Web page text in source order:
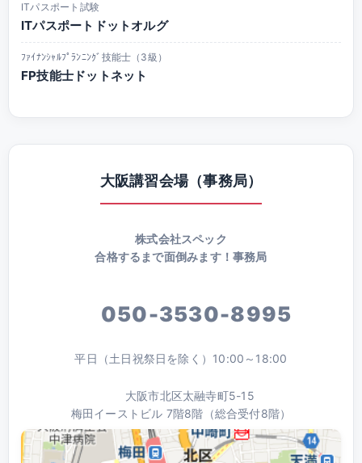
ITパスポート試験
ITパスポートドットオルグ
ﾌｧｲﾅﾝｼｬﾙﾌﾟﾗﾝﾆﾝｸﾞ技能士（3級）
FP技能士ドットネット
大阪講習会場（事務局）
株式会社スペック
合格するまで面倒みます！事務局
050-3530-8995
平日（土日祝祭日を除く）10:00～18:00
大阪市北区太融寺町5-15
梅田イーストビル 7階8階（総合受付8階）